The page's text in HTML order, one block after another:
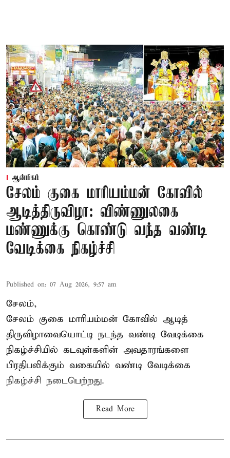
ஆன்மிகம்
சேலம் குகை மாரியம்மன் கோவில்
ஆடித்திருவிழா: விண்ணுலகை
மண்ணுக்கு கொண்டு வந்த வண்டி
வேடிக்கை நிகழ்ச்சி
Published on: 07 Aug 2026, 9:57 am
சேலம்,
சேலம் குகை மாரியம்மன் கோவில் ஆடித்
திருவிழாவையொட்டி நடந்த வண்டி வேடிக்கை
நிகழ்ச்சியில் கடவுள்களின் அவதாரங்களை
பிரதிபலிக்கும் வகையில் வண்டி வேடிக்கை
நிகழ்ச்சி நடைபெற்றது.
Read More